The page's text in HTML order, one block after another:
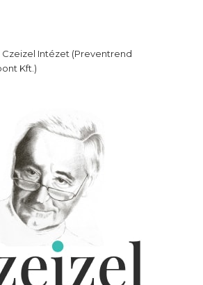
Czeizel Intézet (Preventrend
Kft.)